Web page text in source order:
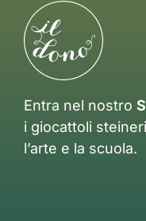
Entra nel nostro
i giocattoli
l’arte e la scuola.